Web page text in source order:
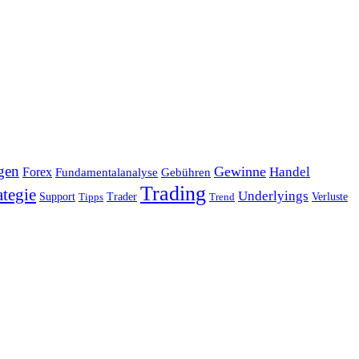
Forex Fundamentalanalyse Gebühren Gewinne Handel
Support Tipps Trader Trading Trend Underlyings Verluste